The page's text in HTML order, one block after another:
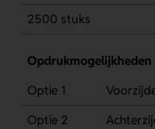
2500 stuks
Opdrukmogelijkheden
Optie 1
Optie 2